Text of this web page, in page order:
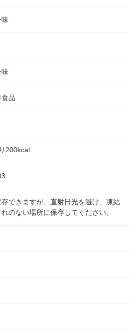
味
味
品
200kcal
できますが、直射日光を避け、凍結
のない場所に保存してください。